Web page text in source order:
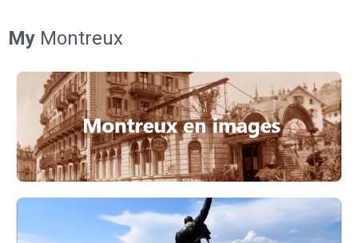
My Montreux